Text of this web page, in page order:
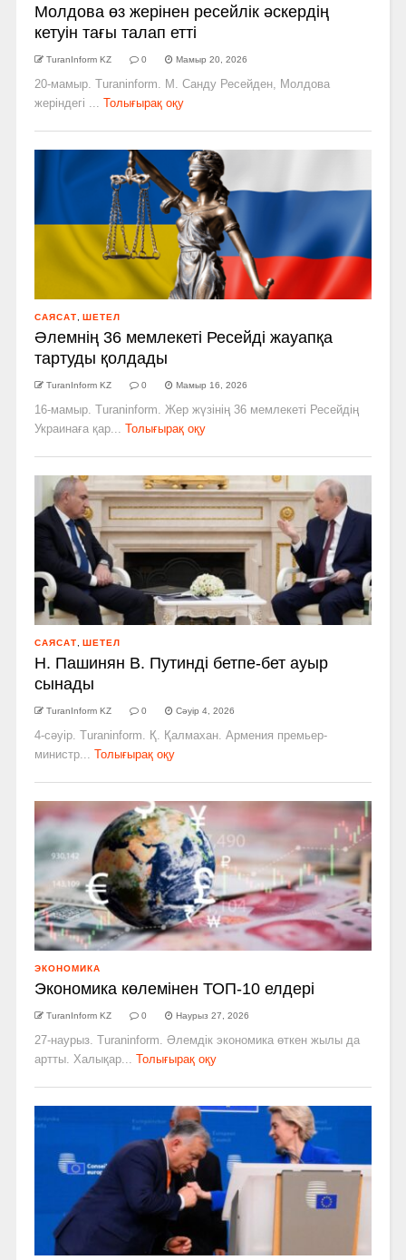
Молдова өз жерінен ресейлік әскердің
кетуін тағы талап етті
TuranInform KZ 0 Мамыр 20, 2026
20-мамыр. Turaninform. М. Санду Ресейден, Молдова
жеріндегі ...
Толығырақ оқу
САЯСАТ ШЕТЕЛ
Әлемнің 36 мемлекеті Ресейді жауапқа
тартуды қолдады
TuranInform KZ 0 Мамыр 16, 2026
16-мамыр. Turaninform. Жер жүзінің 36 мемлекеті Ресейдің
Украинаға қар...
Толығырақ оқу
САЯСАТ ШЕТЕЛ
Н. Пашинян В. Путинді бетпе-бет ауыр
сынады
TuranInform KZ 0 Сәуір 4, 2026
4-сәуір. Turaninform. Қ. Қалмахан. Армения премьер-
министр...
Толығырақ оқу
ЭКОНОМИКА
Экономика көлемінен ТОП-10 елдері
TuranInform KZ 0 Наурыз 27, 2026
27-наурыз. Turaninform. Әлемдік экономика өткен жылы да
артты. Халықар...
Толығырақ оқу